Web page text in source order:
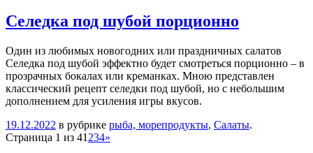
Селедка под шубой порционно
Один из любимых новогодних или праздничных салатов
Селедка под шубой эффектно будет смотреться порционно – в
прозрачных бокалах или креманках. Мною представлен
классический рецепт селедки под шубой, но с небольшим
дополнением для усиления игры вкусов.
19.12.2022 в рубрике рыба, морепродукты, Салаты.
Навигация
Страница 1 из 41 234»